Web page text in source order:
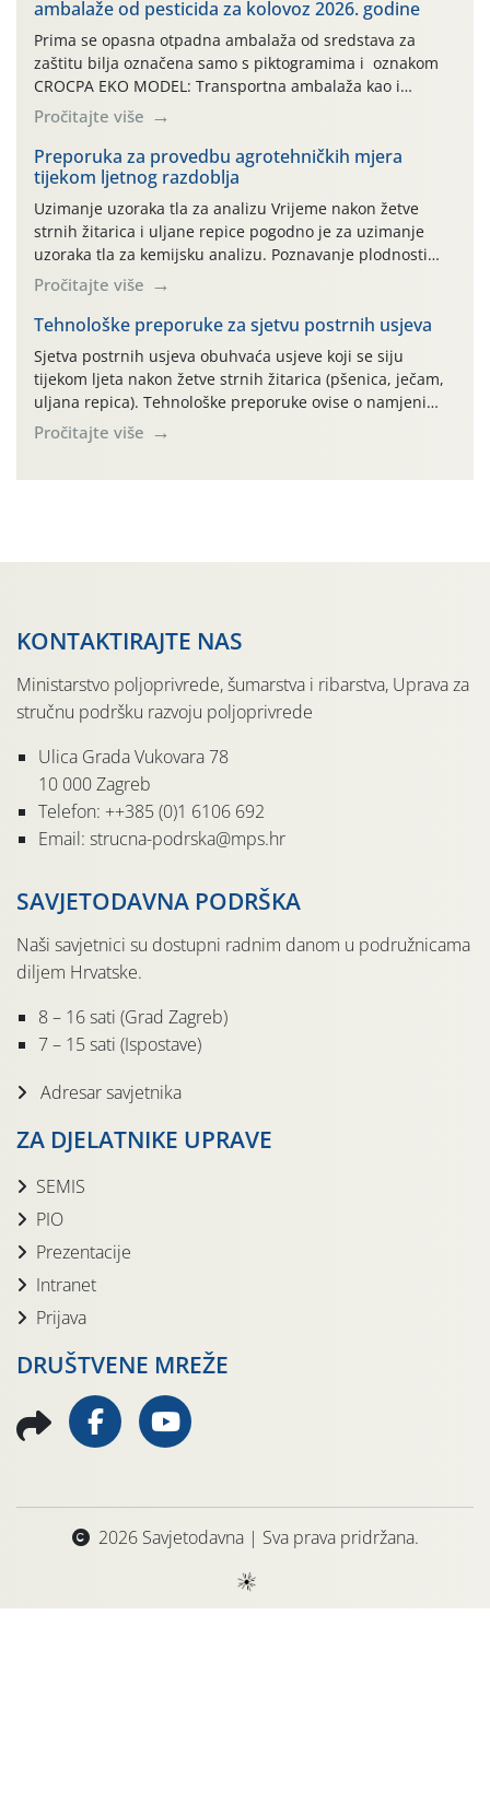
ambalaže od pesticida za kolovoz 2026. godine
Prima se opasna otpadna ambalaža od sredstava za
zaštitu bilja označena samo s piktogramima i oznakom
CROCPA EKO MODEL: Transportna ambalaža kao i
ambalaža drugih proizvoda koji nisu sredstva za zaštitu
bilja (npr. ambalaža od mineralnih gnojiva,) se ne
prihvaća. Korisnicima je osiguran besplatni povrat
prazne ambalaže isključivo ovih tvrtki: AGROCHEM-MAKS,
AGRONOM, ALBAUGH TKI* (PINUS […]
Pročitajte više
Preporuka za provedbu agrotehničkih mjera
tijekom ljetnog razdoblja
Uzimanje uzoraka tla za analizu Vrijeme nakon žetve
strnih žitarica i uljane repice pogodno je za uzimanje
uzoraka tla za kemijsku analizu. Poznavanje plodnosti
parcele temelj je za pravilnu gnojidbu. Samo
izbalansiranom i pravodobnom gnojidbom možemo
osigurati dobre prinose zadovoljavajuće kvalitete. Zbog
nepoznavanja opskrbljenosti tla i njegove reakcije često
se u praksi događa da radi […]
Pročitajte više
Tehnološke preporuke za sjetvu postrnih usjeva
Sjetva postrnih usjeva obuhvaća usjeve koji se siju
tijekom ljeta nakon žetve strnih žitarica (pšenica, ječam,
uljana repica). Tehnološke preporuke ovise o namjeni
usjeva, odnosno proizvodi li se krma, zrno, zelena
gnojidba ili služi kao pokrovni usjev. Najvažniji
Pročitajte više
KONTAKTIRAJTE NAS
Ministarstvo poljoprivrede, šumarstva i ribarstva, Uprava za
stručnu podršku razvoju poljoprivrede
Ulica Grada Vukovara 78
10 000 Zagreb
Telefon: ++385 (0)1 6106 692
Email: strucna-podrska@mps.hr
SAVJETODAVNA PODRŠKA
Naši savjetnici su dostupni radnim danom u podružnicama
diljem Hrvatske.
8 – 16 sati (Grad Zagreb)
7 – 15 sati (Ispostave)
Adresar savjetnika
ZA DJELATNIKE UPRAVE
SEMIS
PIO
Prezentacije
Intranet
Prijava
DRUŠTVENE MREŽE
2026 Savjetodavna | Sva prava pridržana.